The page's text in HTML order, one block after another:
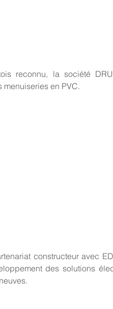
reconnu, la société
en PVC.
constructeur avec
des solutions